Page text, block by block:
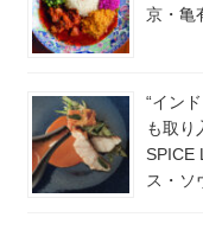
京・
“イン
も取り
SPICE
ス・